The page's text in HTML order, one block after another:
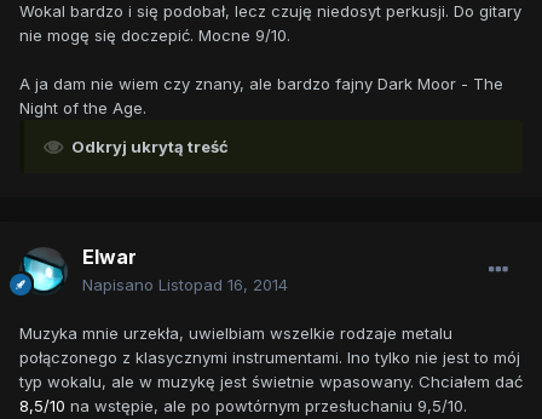
Wokal bardzo i się podobał, lecz czuję niedosyt perkusji. Do gitary
nie mogę się doczepić. Mocne 9/10.
A ja dam nie wiem czy znany, ale bardzo fajny Dark Moor - The
Night of the Age.
Odkryj ukrytą treść
Elwar
Napisano Listopad 16, 2014
Muzyka mnie urzekła, uwielbiam wszelkie rodzaje metalu
połączonego z klasycznymi instrumentami. Ino tylko nie jest to mój
typ wokalu, ale w muzykę jest świetnie wpasowany. Chciałem dać
8,5/10 na wstępie, ale po powtórnym przesłuchaniu 9,5/10.